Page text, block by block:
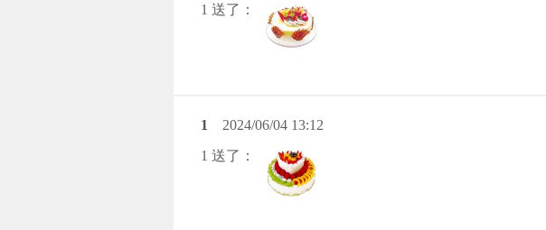
1 送了：
1
2024/06/04 13:12
1 送了：